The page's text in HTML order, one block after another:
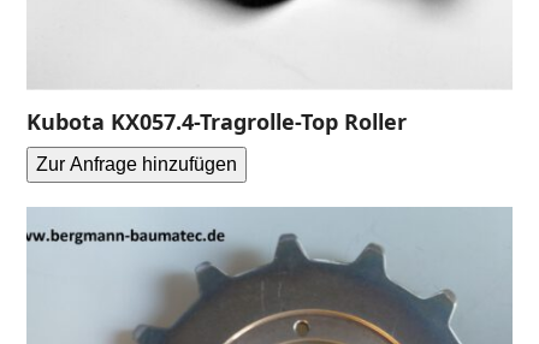
Kubota KX057.4-Tragrolle-Top Roller
Zur Anfrage hinzufügen